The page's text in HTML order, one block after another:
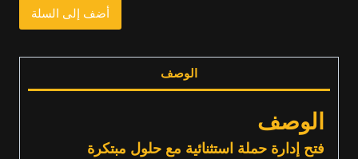
أضف إلى السلة
الوصف
الوصف
فتح إدارة حملة استثنائية مع حلول مبتكرة